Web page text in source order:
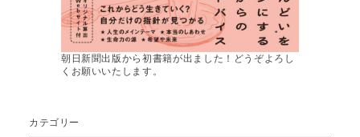
朝日新聞出版から初書籍が出ました！どうぞよろし
くお願いいたします。
カテゴリー